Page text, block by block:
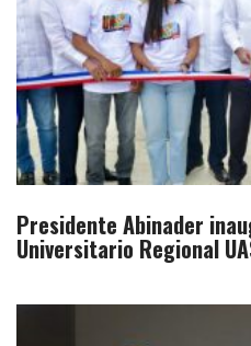
Presidente Abinader
Universitario Regional